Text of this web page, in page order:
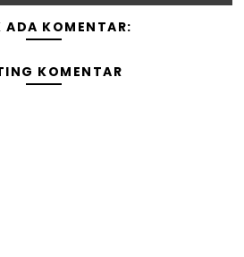
ADA KOMENTAR:
KOMENTAR